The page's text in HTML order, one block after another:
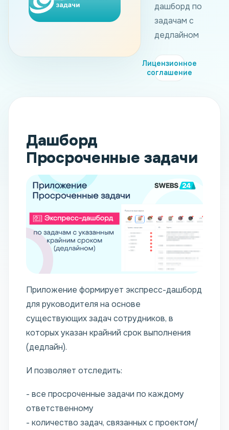
дашборд по
задачам с
дедлайном
Лицензионное
соглашение
Дашборд
Просроченные задачи
Приложение формирует экспресс-дашборд
для руководителя на основе
существующих задач сотрудников, в
которых указан крайний срок выполнения
(дедлайн).
И позволяет отследить:
- все просроченные задачи по каждому
ответственному
- количество задач, связанных с проектом/